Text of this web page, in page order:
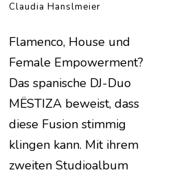
Claudia Hanslmeier
Flamenco, House und
Female Empowerment?
Das spanische DJ-Duo
MËSTIZA beweist, dass
diese Fusion stimmig
klingen kann. Mit ihrem
zweiten Studioalbum